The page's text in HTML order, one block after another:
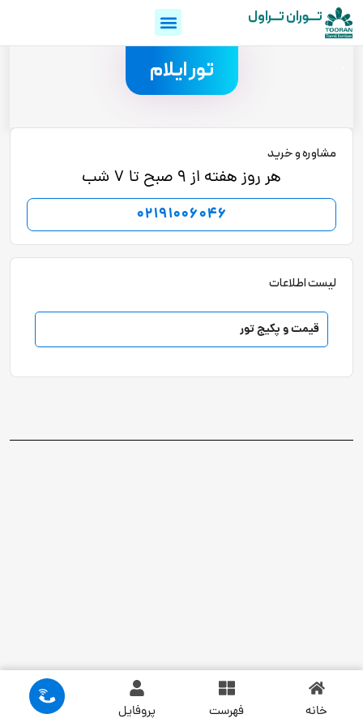
تـــوران تـــراول
تور ایلام
مشاوره و خرید
هر روز هفته از 9 صبح تا 7 شب
02191006046
لیست اطلاعات
قیمت و پکیج تور
خانه فهرست پروفایل